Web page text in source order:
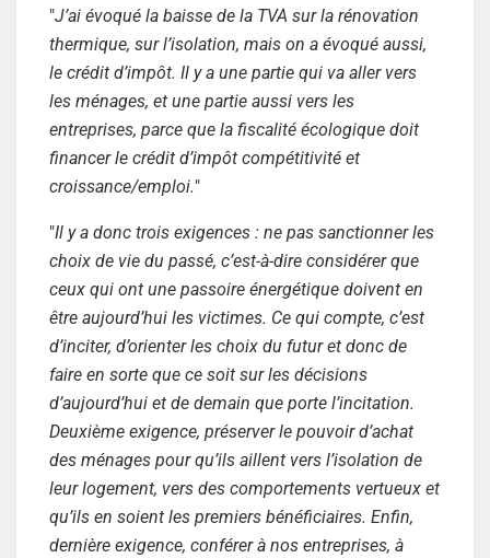
"J’ai évoqué la baisse de la TVA sur la rénovation
thermique, sur l’isolation, mais on a évoqué aussi,
le crédit d’impôt. Il y a une partie qui va aller vers
les ménages, et une partie aussi vers les
entreprises, parce que la fiscalité écologique doit
financer le crédit d’impôt compétitivité et
croissance/emploi."
"Il y a donc trois exigences : ne pas sanctionner les
choix de vie du passé, c’est-à-dire considérer que
ceux qui ont une passoire énergétique doivent en
être aujourd’hui les victimes. Ce qui compte, c’est
d’inciter, d’orienter les choix du futur et donc de
faire en sorte que ce soit sur les décisions
d’aujourd’hui et de demain que porte l’incitation.
Deuxième exigence, préserver le pouvoir d’achat
des ménages pour qu’ils aillent vers l’isolation de
leur logement, vers des comportements vertueux et
qu’ils en soient les premiers bénéficiaires. Enfin,
dernière exigence, conférer à nos entreprises, à